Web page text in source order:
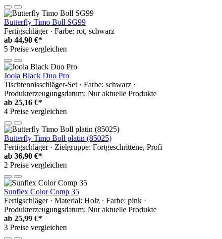
Butterfly Timo Boll SG99
Fertigschläger · Farbe: rot, schwarz
ab 44,90 €*
5 Preise vergleichen
Joola Black Duo Pro
Tischtennisschläger-Set · Farbe: schwarz ·
Produkterzeugungsdatum: Nur aktuelle Produkte
ab 25,16 €*
4 Preise vergleichen
Butterfly Timo Boll platin (85025)
Fertigschläger · Zielgruppe: Fortgeschrittene, Profi
ab 36,90 €*
2 Preise vergleichen
Sunflex Color Comp 35
Fertigschläger · Material: Holz · Farbe: pink ·
Produkterzeugungsdatum: Nur aktuelle Produkte
ab 25,99 €*
3 Preise vergleichen